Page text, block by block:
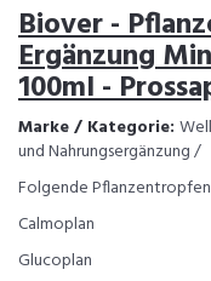
Biover -
Ergänzung
100ml -
Marke / Kategorie:
und Nahrungsergänzung /
Folgende
Calmoplan
Glucoplan